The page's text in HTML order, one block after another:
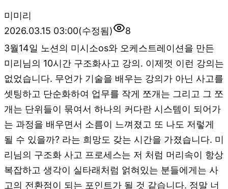
미미리
2026.03.15 03:00(수정됨)
8
3월14일 노션의 미시소os와 오케스트레이션을 만든
미리님의 10시간 구조화사고 강의. 이제껏 이런 강의는
없었습니다. 무언가 기술을 배우는 강의가 아닌 사고를
셋팅하고 단순화하여 업무를 작게 쪼개는 그리고 그 쪼
개는 단위들이 묶여서 하나의 커다란 시스템이 되어가
는 과정을 배우면서 소름이 느껴졌고 또 나도 저렇게
될 수 있을까? 라는 희망도 갖는 시간을 가졌습니다. 미
리님의 구조화 사고 프로세스는 저 처럼 머리속이 항상
복잡하고 생각이 실타래처럼 얽혀있는 분들에게는 사
고의 전환점이 되는 포인트가 될 것 같습니다. 정말 너